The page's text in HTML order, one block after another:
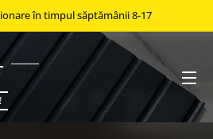
în timpul săptămânii 8-17